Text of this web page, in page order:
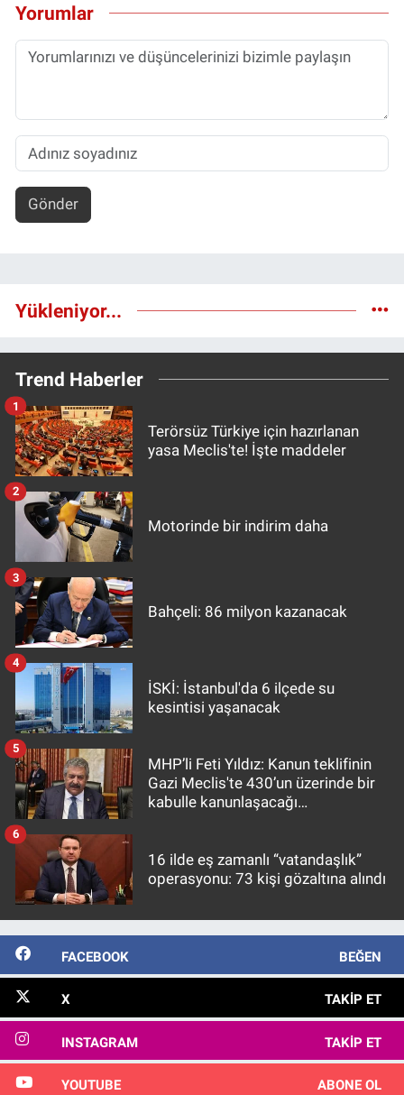
Yorumlar
Gönder
Yükleniyor...
Trend Haberler
Terörsüz Türkiye için hazırlanan
yasa Meclis'te! İşte maddeler
1
Motorinde bir indirim daha
2
Bahçeli: 86 milyon kazanacak
3
İSKİ: İstanbul'da 6 ilçede su
kesintisi yaşanacak
4
MHP’li Feti Yıldız: Kanun teklifinin
Gazi Meclis'te 430’un üzerinde bir
kabulle kanunlaşacağı
5
16 ilde eş zamanlı “vatandaşlık”
operasyonu: 73 kişi gözaltına alındı
6
FACEBOOK BEĞEN
X TAKIP ET
INSTAGRAM TAKIP ET
YOUTUBE ABONE OL